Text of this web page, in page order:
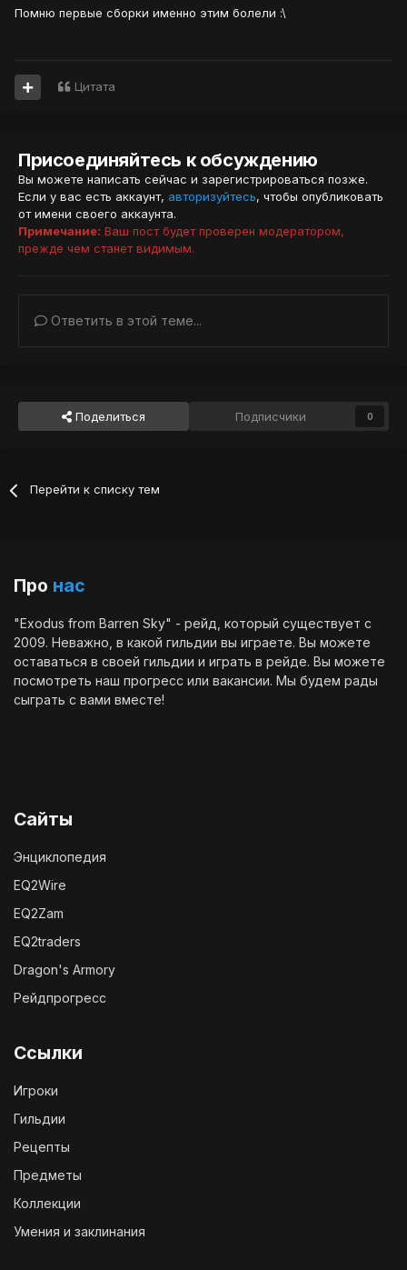
Помню первые сборки именно этим болели :\
Цитата
Присоединяйтесь к обсуждению
Вы можете написать сейчас и зарегистрироваться позже.
Если у вас есть аккаунт, авторизуйтесь, чтобы опубликовать
от имени своего аккаунта.
Примечание: Ваш пост будет проверен модератором,
прежде чем станет видимым.
Ответить в этой теме...
Поделиться Подписчики 0
Перейти к списку тем
Про нас
"Exodus from Barren Sky" - рейд, который существует с
2009. Неважно, в какой гильдии вы играете. Вы можете
оставаться в своей гильдии и играть в рейде. Вы можете
посмотреть наш прогресс или вакансии. Мы будем рады
сыграть с вами вместе!
Сайты
Энциклопедия
EQ2Wire
EQ2Zam
EQ2traders
Dragon's Armory
Рейдпрогресс
Ссылки
Игроки
Гильдии
Рецепты
Предметы
Коллекции
Умения и заклинания